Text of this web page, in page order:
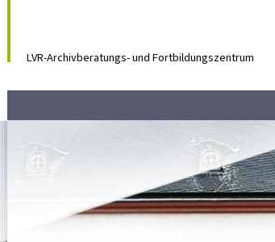
LVR-Archivberatungs- und Fortbildungszentrum